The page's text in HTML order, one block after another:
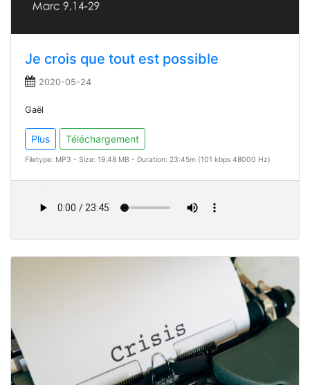
Je crois que tout est possible
2020-05-24
Gaël
Plus Téléchargement
Filetype: MP3 - Size: 19.48 MB - Duration: 23:45m (101 kbps 48000 Hz)